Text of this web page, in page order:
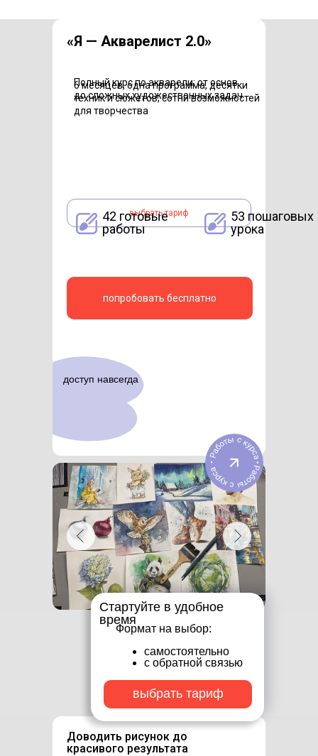
«Я — Акварелист 2.0»
6 месяцев, одна программа, десятки
техник и сюжетов, сотни возможностей
для творчества
Полный курс по акварели: от основ
до сложных художественных задач
выбрать тариф
доступ навсегда
попробовать бесплатно
53 пошаговых
урока
42 готовые
работы
выбрать тариф
Стартуйте в удобное
время
Формат на выбор:
самостоятельно
с обратной связью
Доводить рисунок до
красивого результата